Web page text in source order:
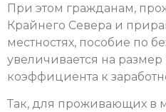
При этом гражданам,
Крайнего Севера и
местностях, пособие по
увеличивается на
коэффициента к
Так, для проживающих в